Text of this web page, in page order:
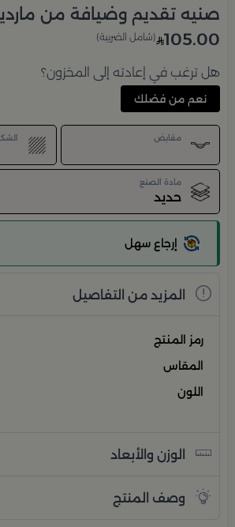
صنيه تقديم وضيافة من
105.00 (شامل الضريبة)
هل ترغب في إعادته إلى المخزون؟
نعم من فضلك
مقابض
مادة الصنع
حديد
إرجاع سهل
المزيد من التفاصيل
رمز المنتج
المقاس
اللون
الوزن والأبعاد
وصف المنتج